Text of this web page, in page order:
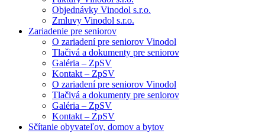
Objednávky Vinodol s.r.o.
Zmluvy Vinodol s.r.o.
Zariadenie pre seniorov
O zariadení pre seniorov Vinodol
Tlačivá a dokumenty pre seniorov
Galéria – ZpSV
Kontakt – ZpSV
O zariadení pre seniorov Vinodol
Tlačivá a dokumenty pre seniorov
Galéria – ZpSV
Kontakt – ZpSV
Sčítanie obyvateľov, domov a bytov